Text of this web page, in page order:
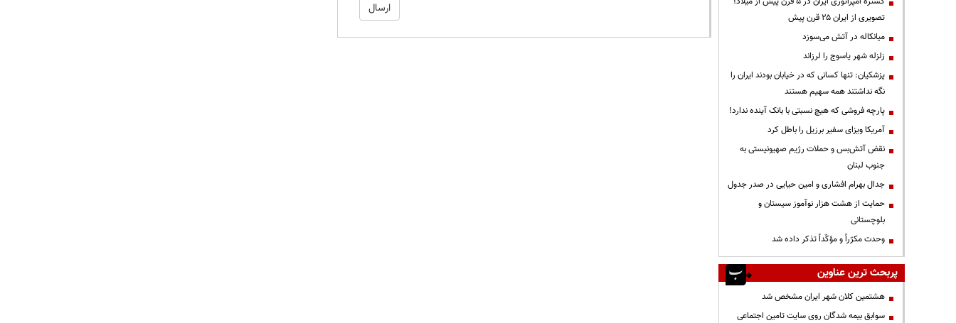
تصویری از ایران ۲۵ قرن پیش
میانکاله در آتش می‌سوزد
زلزله شهر یاسوج را لرزاند
پزشکیان: تنها کسانی که در خیابان بودند ایران را
نگه نداشتند همه سهیم هستند
پارچه فروشی که هیچ نسبتی با بانک آینده ندارد!
آمریکا ویزای سفیر برزیل را باطل کرد
نقض آتش‌بس و حملات رژیم صهیونیستی به
جنوب لبنان
جدال بهرام افشاری و امین حیایی در صدر جدول
حمایت از هشت هزار نوآموز سیستان و
بلوچستانی
وحدت مکرّراً و مؤکّداً تذکر داده شد
پربحث ترین عناوین
هشتمین کلان شهر ایران مشخص شد
سوابق بیمه شدگان روی سایت تامین اجتماعی